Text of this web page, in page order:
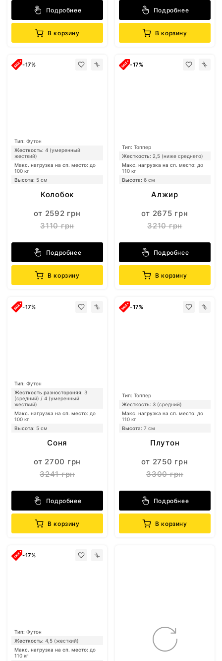
Подробнее
В корзину
Подробнее
В корзину
-17%
Тип: Футон
Жесткость: 4 (умеренный
жесткий)
Макс. нагрузка на сп. место: до
100 кг
Высота: 5 см
Колобок
от 2592 грн
3110 грн
Подробнее
В корзину
-17%
Тип: Топпер
Жесткость: 2,5 (ниже среднего)
Макс. нагрузка на сп. место: до
110 кг
Высота: 6 см
Алжир
от 2675 грн
3210 грн
Подробнее
В корзину
-17%
Тип: Футон
Жесткость разностороняя: 3
(средний) / 4 (умеренный
жесткий)
Макс. нагрузка на сп. место: до
100 кг
Высота: 5 см
Соня
от 2700 грн
3241 грн
Подробнее
В корзину
-17%
Тип: Топпер
Жесткость: 3 (средний)
Макс. нагрузка на сп. место: до
110 кг
Высота: 7 см
Плутон
от 2750 грн
3300 грн
Подробнее
В корзину
-17%
Тип: Футон
Жесткость: 4,5 (жесткий)
Макс. нагрузка на сп. место: до
110 кг